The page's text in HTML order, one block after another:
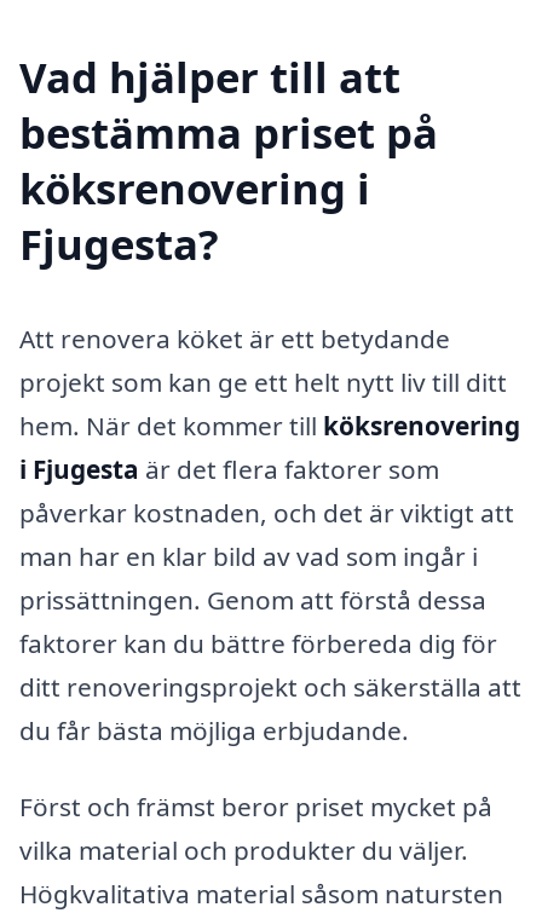
Vad hjälper till att
bestämma priset på
köksrenovering i
Fjugesta?
Att renovera köket är ett betydande
projekt som kan ge ett helt nytt liv till ditt
hem. När det kommer till köksrenovering
i Fjugesta är det flera faktorer som
påverkar kostnaden, och det är viktigt att
man har en klar bild av vad som ingår i
prissättningen. Genom att förstå dessa
faktorer kan du bättre förbereda dig för
ditt renoveringsprojekt och säkerställa att
du får bästa möjliga erbjudande.
Först och främst beror priset mycket på
vilka material och produkter du väljer.
Högkvalitativa material såsom natursten